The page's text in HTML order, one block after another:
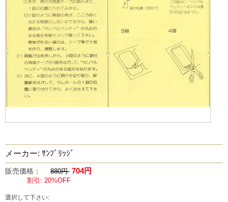
メーカー: ｻﾝﾌﾞﾘｯｼﾞ
販売価格： 880円 704円
割引: 20%OFF
選択して下さい: